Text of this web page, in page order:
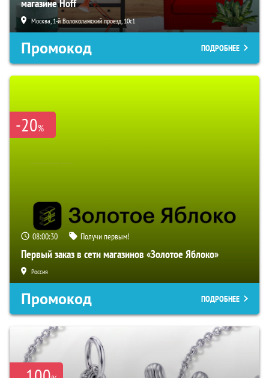
магазине Hoff
Москва, 1-й Волоколамский проезд, 10с1
Промокод ПОДРОБНЕЕ
-20%
08:00:29 Получи первым!
Первый заказ в сети магазинов «Золотое Яблоко»
Россия
Промокод ПОДРОБНЕЕ